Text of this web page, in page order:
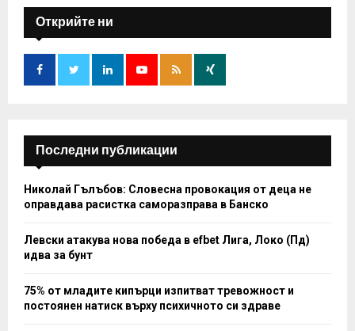
f
o
:
E
A
H
Открийте ни
Последни публикации
Николай Гълъбов: Словесна провокация от деца не
оправдава расистка саморазправа в Банско
Левски атакува нова победа в efbet Лига, Локо (Пд)
идва за бунт
75% от младите кипърци изпитват тревожност и
постоянен натиск върху психичното си здраве